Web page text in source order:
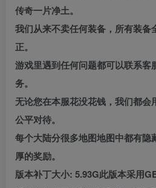
传奇一片净土。
我们从来不卖任何装备，所有装备
正。
游戏里遇到任何问题都可以联系客
务。
无论您在本服花没花钱，我们都会
公平对待。
每个大陆分很多地图地图中都有隐
厚的奖励。
版本补丁大小: 5.93G此版本采用